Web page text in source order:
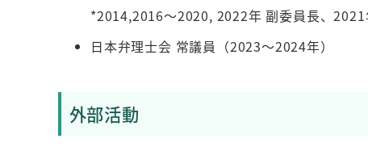
*2014,2016～2020, 2022年 副委員長、2021
日本弁理士会 常議員（2023～2024年）
外部活動